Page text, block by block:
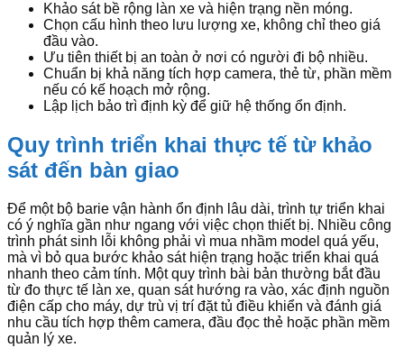
Khảo sát bề rộng làn xe và hiện trạng nền móng.
Chọn cấu hình theo lưu lượng xe, không chỉ theo giá
đầu vào.
Ưu tiên thiết bị an toàn ở nơi có người đi bộ nhiều.
Chuẩn bị khả năng tích hợp camera, thẻ từ, phần mềm
nếu có kế hoạch mở rộng.
Lập lịch bảo trì định kỳ để giữ hệ thống ổn định.
Quy trình triển khai thực tế từ khảo
sát đến bàn giao
Để một bộ barie vận hành ổn định lâu dài, trình tự triển khai
có ý nghĩa gần như ngang với việc chọn thiết bị. Nhiều công
trình phát sinh lỗi không phải vì mua nhầm model quá yếu,
mà vì bỏ qua bước khảo sát hiện trạng hoặc triển khai quá
nhanh theo cảm tính. Một quy trình bài bản thường bắt đầu
từ đo thực tế làn xe, quan sát hướng ra vào, xác định nguồn
điện cấp cho máy, dự trù vị trí đặt tủ điều khiển và đánh giá
nhu cầu tích hợp thêm camera, đầu đọc thẻ hoặc phần mềm
quản lý xe.